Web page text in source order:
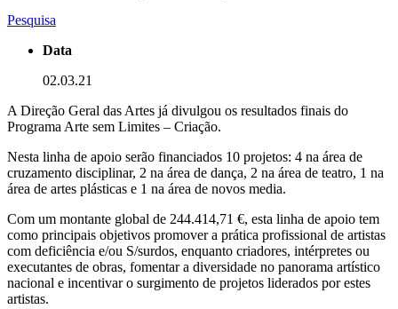
Pesquisa
Data
02.03.21
A Direção Geral das Artes já divulgou os resultados finais do
Programa Arte sem Limites – Criação.
Nesta linha de apoio serão financiados 10 projetos: 4 na área de
cruzamento disciplinar, 2 na área de dança, 2 na área de teatro, 1 na
área de artes plásticas e 1 na área de novos media.
Com um montante global de 244.414,71 €, esta linha de apoio tem
como principais objetivos promover a prática profissional de artistas
com deficiência e/ou S/surdos, enquanto criadores, intérpretes ou
executantes de obras, fomentar a diversidade no panorama artístico
nacional e incentivar o surgimento de projetos liderados por estes
artistas.